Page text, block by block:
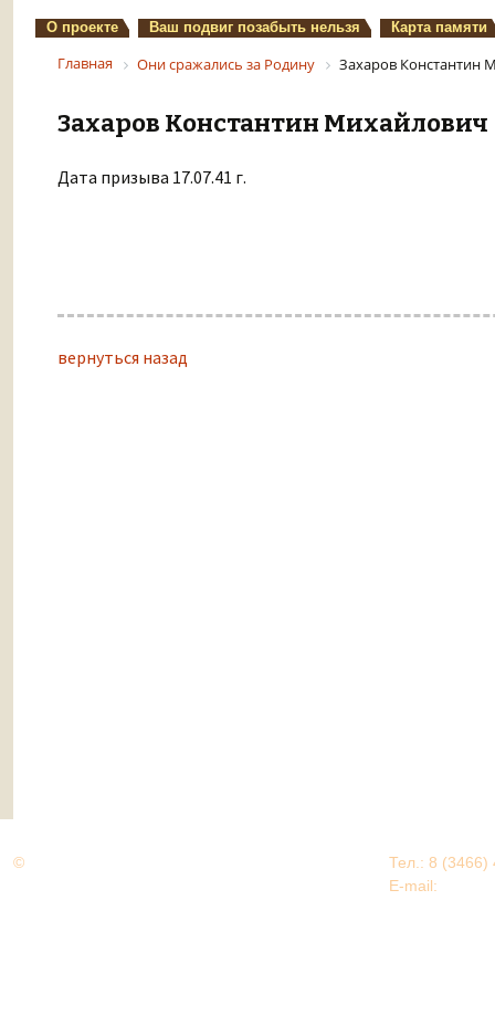
О проекте Ваш подвиг позабыть нельзя Карта памяти
Главная Они сражались за Родину Захаров Константин
Захаров Константин Михайлович
Дата призыва 17.07.41 г.
вернуться назад
©
Тел.: 8 (3466)
E-mail: